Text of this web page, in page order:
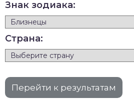
Знак зодиака:
Страна: